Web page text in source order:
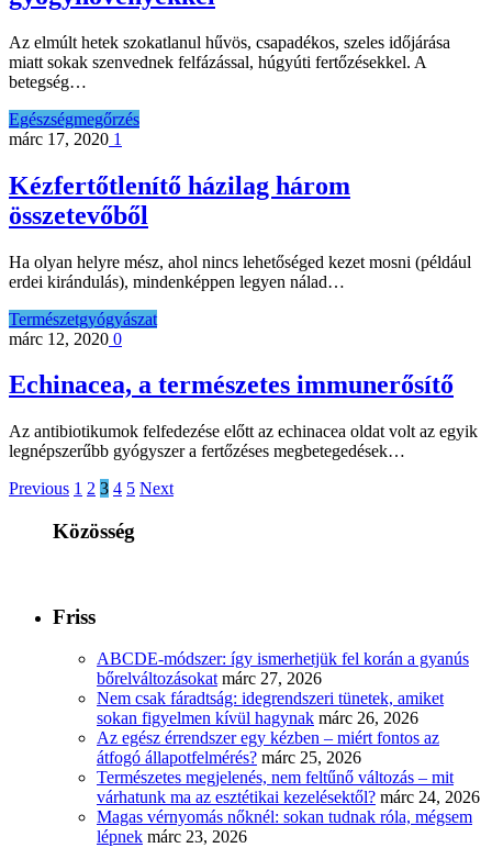
Az elmúlt hetek szokatlanul hűvös, csapadékos, szeles időjárása
miatt sokak szenvednek felfázással, húgyúti fertőzésekkel. A
betegség…
Egészségmegőrzés
márc 17, 2020 1
Kézfertőtlenítő házilag három
összetevőből
Ha olyan helyre mész, ahol nincs lehetőséged kezet mosni (például
erdei kirándulás), mindenképpen legyen nálad…
Természetgyógyászat
márc 12, 2020 0
Echinacea, a természetes immunerősítő
Az antibiotikumok felfedezése előtt az echinacea oldat volt az egyik
legnépszerűbb gyógyszer a fertőzéses megbetegedések…
Previous 1 2 3 4 5 Next
Közösség
Friss
ABCDE‑módszer: így ismerhetjük fel korán a gyanús
bőrelváltozásokat márc 27, 2026
Nem csak fáradtság: idegrendszeri tünetek, amiket
sokan figyelmen kívül hagynak márc 26, 2026
Az egész érrendszer egy kézben – miért fontos az
átfogó állapotfelmérés? márc 25, 2026
Természetes megjelenés, nem feltűnő változás – mit
várhatunk ma az esztétikai kezelésektől? márc 24, 2026
Magas vérnyomás nőknél: sokan tudnak róla, mégsem
lépnek márc 23, 2026